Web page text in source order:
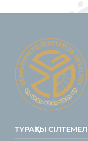
ТҰРАҚТЫ